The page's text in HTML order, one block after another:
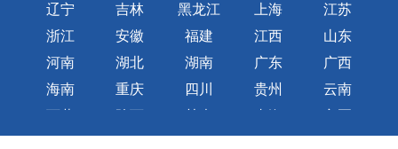
辽宁
吉林 黑龙江 上海
江苏
浙江
安徽 福建 江西
山东
河南
湖北 湖南 广东
广西
海南
重庆 四川 贵州
云南